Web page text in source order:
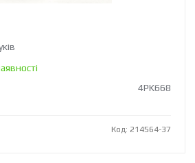
4PK668
Код: 214564-37